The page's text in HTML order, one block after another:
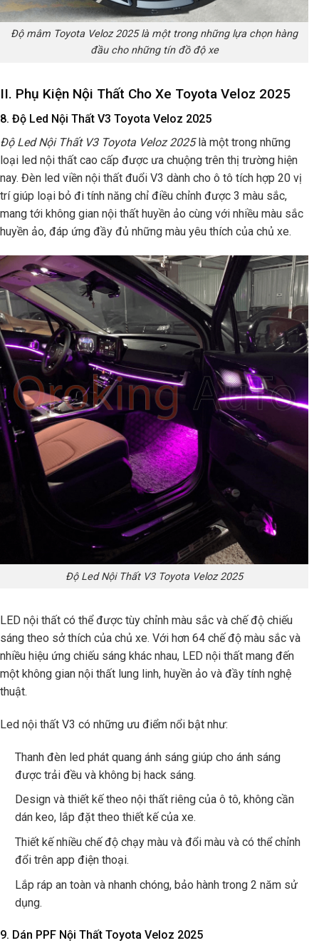
Độ mâm Toyota Veloz 2025 là một trong những lựa chọn hàng
đầu cho những tín đồ độ xe
II. Phụ Kiện Nội Thất Cho Xe Toyota Veloz 2025
8. Độ Led Nội Thất V3 Toyota Veloz 2025
Độ Led Nội Thất V3 Toyota Veloz 2025là một trong những
loại led nội thất cao cấp được ưa chuộng trên thị trường hiện
nay. Đèn led viền nội thất đuổi V3 dành cho ô tô tích hợp 20 vị
trí giúp loại bỏ đi tính năng chỉ điều chỉnh được 3 màu sắc,
mang tới không gian nội thất huyền ảo cùng với nhiều màu sắc
huyền ảo, đáp ứng đầy đủ những màu yêu thích của chủ xe.
Độ Led Nội Thất V3 Toyota Veloz 2025
LED nội thất có thể được tùy chỉnh màu sắc và chế độ chiếu
sáng theo sở thích của chủ xe. Với hơn 64 chế độ màu sắc và
nhiều hiệu ứng chiếu sáng khác nhau, LED nội thất mang đến
một không gian nội thất lung linh, huyền ảo và đầy tính nghệ
thuật.
Led nội thất V3 có những ưu điểm nổi bật như:
Thanh đèn led phát quang ánh sáng giúp cho ánh sáng
được trải đều và không bị hack sáng.
Design và thiết kế theo nội thất riêng của ô tô, không cần
dán keo, lắp đặt theo thiết kế của xe.
Thiết kế nhiều chế độ chạy màu và đổi màu và có thể chỉnh
đổi trên app điện thoại.
Lắp ráp an toàn và nhanh chóng, bảo hành trong 2 năm sử
dụng.
9. Dán PPF Nội Thất Toyota Veloz 2025